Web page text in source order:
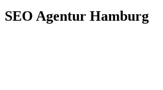
SEO Agentur Hamburg